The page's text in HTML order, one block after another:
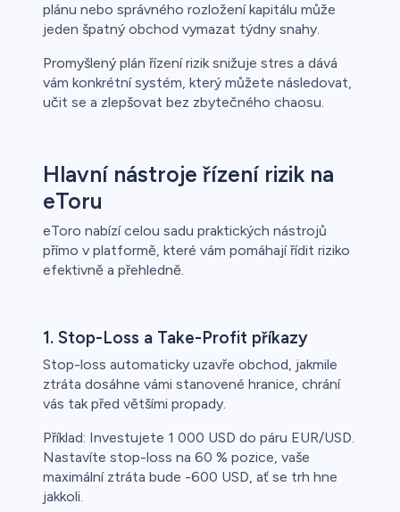
plánu nebo správného rozložení kapitálu může
jeden špatný obchod vymazat týdny snahy.
Promyšlený plán řízení rizik snižuje stres a dává
vám konkrétní systém, který můžete následovat,
učit se a zlepšovat bez zbytečného chaosu.
Hlavní nástroje řízení rizik na
eToru
eToro nabízí celou sadu praktických nástrojů
přímo v platformě, které vám pomáhají řídit riziko
efektivně a přehledně.
1. Stop-Loss a Take-Profit příkazy
Stop-loss automaticky uzavře obchod, jakmile
ztráta dosáhne vámi stanovené hranice, chrání
vás tak před většími propady.
Příklad: Investujete 1 000 USD do páru EUR/USD.
Nastavíte stop-loss na 60 % pozice, vaše
maximální ztráta bude -600 USD, ať se trh hne
jakkoli.